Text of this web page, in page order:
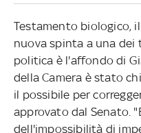
Testamento biologico,
nuova spinta a una dei
politica è l'affondo di
della Camera è stato
il possibile per
approvato dal Senato.
dell'impossibilità di